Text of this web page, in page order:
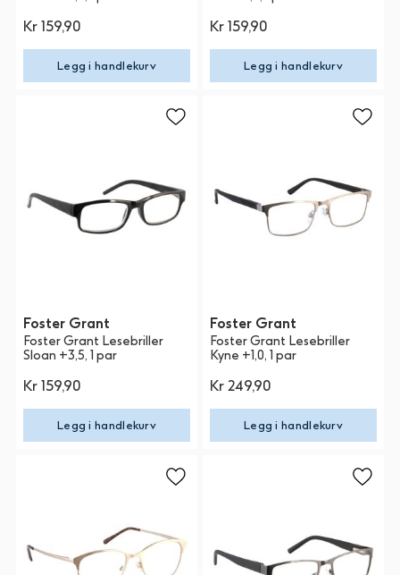
Kr 159,90
Legg i handlekurv
Kr 159,90
Legg i handlekurv
Foster Grant
Foster Grant Lesebriller
Sloan +3,5, 1 par
Kr 159,90
Legg i handlekurv
Foster Grant
Foster Grant Lesebriller
Kyne +1,0, 1 par
Kr 249,90
Legg i handlekurv